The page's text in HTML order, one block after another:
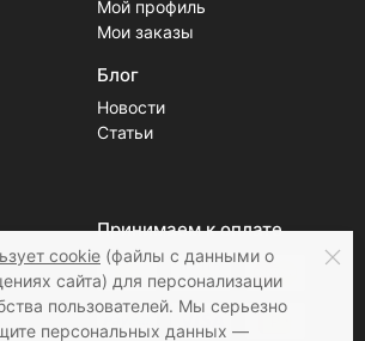
Мой профиль
Мои заказы
Блог
Новости
Статьи
Принимаем к оплате
cookie (файлы с данными о
сайта) для персонализации
пользователей. Мы серьезно
персональных данных —